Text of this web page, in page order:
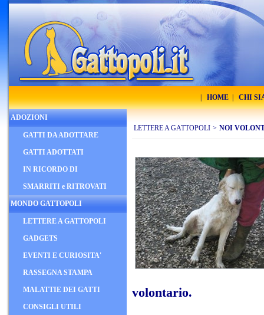
HOME CHI
ADOZIONI
GATTI DA ADOTTARE
GATTI ADOTTATI
IN RICORDO DI
SMARRITI e RITROVATI
MONDO GATTOPOLI
LETTERE A GATTOPOLI
GADGETS
EVENTI E CURIOSITA'
RASSEGNA STAMPA
MALATTIE DEI GATTI
CONSIGLI UTILI
LETTERE A GATTOPOLI > NOI
volontario.